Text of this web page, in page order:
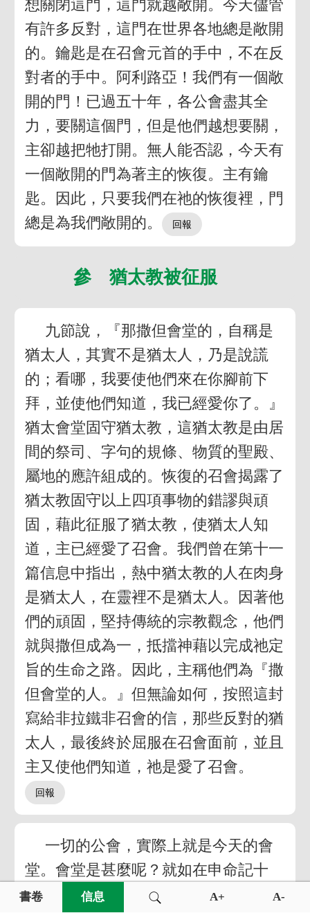
想關閉這門，這門就越敞開。今天儘管
有許多反對，這門在世界各地總是敞開
的。鑰匙是在召會元首的手中，不在反
對者的手中。阿利路亞！我們有一個敞
開的門！已過五十年，各公會盡其全
力，要關這個門，但是他們越想要關，
主卻越把牠打開。無人能否認，今天有
一個敞開的門為著主的恢復。主有鑰
匙。因此，只要我們在祂的恢復裡，門
總是為我們敞開的。
參 猶太教被征服
九節說，『那撒但會堂的，自稱是
猶太人，其實不是猶太人，乃是說謊
的；看哪，我要使他們來在你腳前下
拜，並使他們知道，我已經愛你了。』
猶太會堂固守猶太教，這猶太教是由居
間的祭司、字句的規條、物質的聖殿、
屬地的應許組成的。恢復的召會揭露了
猶太教固守以上四項事物的錯謬與頑
固，藉此征服了猶太教，使猶太人知
道，主已經愛了召會。我們曾在第十一
篇信息中指出，熱中猶太教的人在肉身
是猶太人，在靈裡不是猶太人。因著他
們的頑固，堅持傳統的宗教觀念，他們
就與撒但成為一，抵擋神藉以完成祂定
旨的生命之路。因此，主稱他們為『撒
但會堂的人。』但無論如何，按照這封
寫給非拉鐵非召會的信，那些反對的猶
太人，最後終於屈服在召會面前，並且
主又使他們知道，祂是愛了召會。
一切的公會，實際上就是今天的會
堂。會堂是甚麼呢？就如在申命記十
二、十四、十五、十六章中所啟示的，
書卷 信息 A+ A-